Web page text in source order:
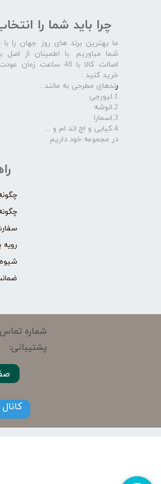
رویه
چرا باید شما را
ما بهترین برند های روز جهان را
شما میاوریم .با اطمینان از
اصالت کالا با 48 ساعت
خرید کنید :
رندهای مطرحی به مانند :
1.لیورجی
2.انوشه
3.اسمارا
4.کیابی و اچ اند ام و ...
در مجموعه خود داریم .​​​​​​​
شماره تماس
پشتیبانی: